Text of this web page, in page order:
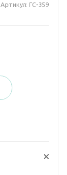
Артикул: ГС-359